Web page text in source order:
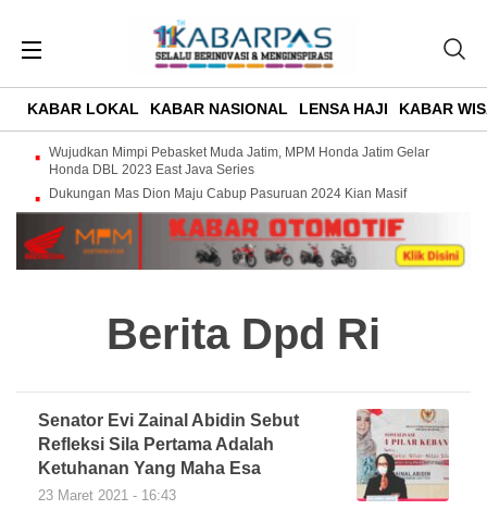
KABAR LOKAL KABAR NASIONAL LENSA HAJI KABAR
Wujudkan Mimpi Pebasket Muda Jatim, MPM Honda Jatim Gelar
Honda DBL 2023 East Java Series
Dukungan Mas Dion Maju Cabup Pasuruan 2024 Kian Masif
Berita Dpd Ri
Senator Evi Zainal Abidin Sebut
Refleksi Sila Pertama Adalah
Ketuhanan Yang Maha Esa
23 Maret 2021 - 16:43